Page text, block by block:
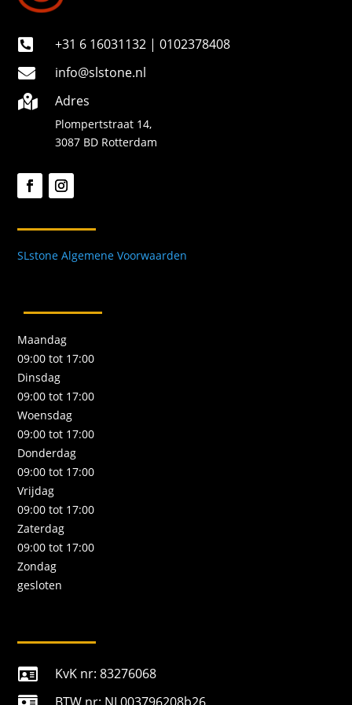

+31 6 16031132 | 0102378408

info@slstone.nl

Adres
Plompertstraat 14,
3087 BD Rotterdam
SLstone Algemene Voorwaarden
Maandag
09:00 tot 17:00
Dinsdag
09:00 tot 17:00
Woensdag
09:00 tot 17:00
Donderdag
09:00 tot 17:00
Vrijdag
09:00 tot 17:00
Zaterdag
09:00 tot 17:00
Zondag
gesloten

KvK nr: 83276068